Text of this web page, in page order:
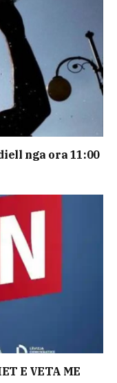
nga ora 11:00
E VETA ME